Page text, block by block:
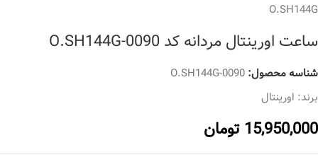
O.SH144G
ساعت اورینتال مردانه کد O.SH144G-0090
شناسه محصول:O.SH144G-0090
برند: اورینتال
15,950,000 تومان